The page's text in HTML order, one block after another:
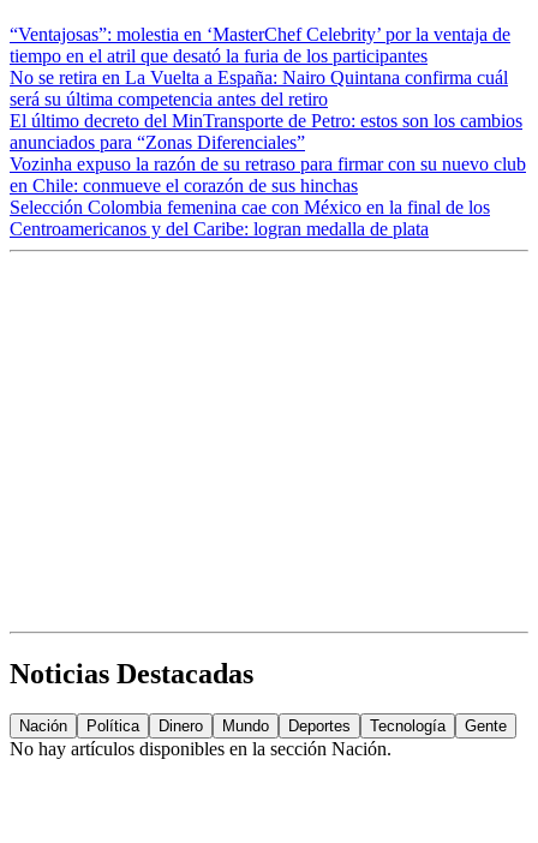
“Ventajosas”: molestia en ‘MasterChef Celebrity’ por la ventaja de
tiempo en el atril que desató la furia de los participantes
No se retira en La Vuelta a España: Nairo Quintana confirma cuál
será su última competencia antes del retiro
El último decreto del MinTransporte de Petro: estos son los cambios
anunciados para “Zonas Diferenciales”
Vozinha expuso la razón de su retraso para firmar con su nuevo club
en Chile: conmueve el corazón de sus hinchas
Selección Colombia femenina cae con México en la final de los
Centroamericanos y del Caribe: logran medalla de plata
Noticias Destacadas
Nación Política Dinero Mundo Deportes Tecnología Gente
No hay artículos disponibles en la sección Nación.